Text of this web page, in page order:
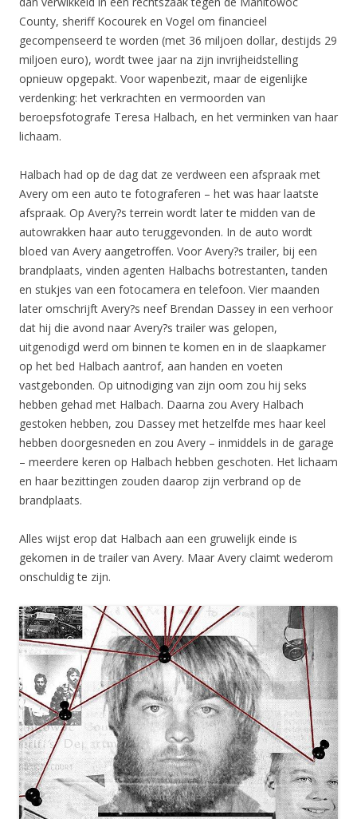
County, sheriff Kocourek en Vogel om financieel
gecompenseerd te worden (met 36 miljoen dollar, destijds 29
miljoen euro), wordt twee jaar na zijn invrijheidstelling
opnieuw opgepakt. Voor wapenbezit, maar de eigenlijke
verdenking: het verkrachten en vermoorden van
beroepsfotografe Teresa Halbach, en het verminken van haar
lichaam.
Halbach had op de dag dat ze verdween een afspraak met
Avery om een auto te fotograferen – het was haar laatste
afspraak. Op Avery?s terrein wordt later te midden van de
autowrakken haar auto teruggevonden. In de auto wordt
bloed van Avery aangetroffen. Voor Avery?s trailer, bij een
brandplaats, vinden agenten Halbachs botrestanten, tanden
en stukjes van een fotocamera en telefoon. Vier maanden
later omschrijft Avery?s neef Brendan Dassey in een verhoor
dat hij die avond naar Avery?s trailer was gelopen,
uitgenodigd werd om binnen te komen en in de slaapkamer
op het bed Halbach aantrof, aan handen en voeten
vastgebonden. Op uitnodiging van zijn oom zou hij seks
hebben gehad met Halbach. Daarna zou Avery Halbach
gestoken hebben, zou Dassey met hetzelfde mes haar keel
hebben doorgesneden en zou Avery – inmiddels in de garage
– meerdere keren op Halbach hebben geschoten. Het lichaam
en haar bezittingen zouden daarop zijn verbrand op de
brandplaats.
Alles wijst erop dat Halbach aan een gruwelijk einde is
gekomen in de trailer van Avery. Maar Avery claimt wederom
onschuldig te zijn.